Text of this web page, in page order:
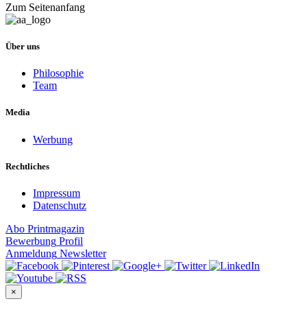
Zum Seitenanfang
Über uns
Philosophie
Team
Media
Werbung
Rechtliches
Impressum
Datenschutz
Abo Printmagazin
Bewerbung Profil
Anmeldung Newsletter
×